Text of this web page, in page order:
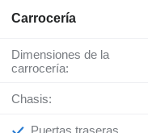
Carrocería
Dimensiones de la
carrocería:
Chasis: